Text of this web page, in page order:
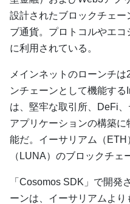
設計されたブロックチェー
ブ通貨。プロトコルやエ
に利用されている。
メインネットのローンチ
ンチェーンとして機能す
は、堅牢な取引所、DeFi
アプリケーションの構築
能だ。イーサリアム（
（LUNA）のブロックチェ
「Cosomos SDK」で開発
ーンは、イーサリアムよ